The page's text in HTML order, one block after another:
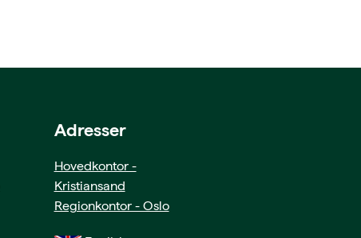
Adresser
Hovedkontor -
Kristiansand
Regionkontor - Oslo